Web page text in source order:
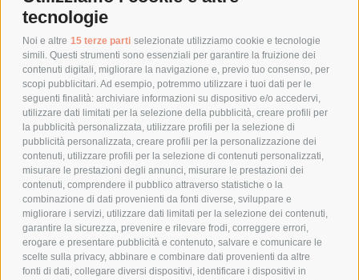
tecnologie
Noi e altre 15 terze parti selezionate utilizziamo cookie e tecnologie
simili. Questi strumenti sono essenziali per garantire la fruizione dei
contenuti digitali, migliorare la navigazione e, previo tuo consenso, per
scopi pubblicitari. Ad esempio, potremmo utilizzare i tuoi dati per le
seguenti finalità: archiviare informazioni su dispositivo e/o accedervi,
utilizzare dati limitati per la selezione della pubblicità, creare profili per
la pubblicità personalizzata, utilizzare profili per la selezione di
pubblicità personalizzata, creare profili per la personalizzazione dei
contenuti, utilizzare profili per la selezione di contenuti personalizzati,
misurare le prestazioni degli annunci, misurare le prestazioni dei
contenuti, comprendere il pubblico attraverso statistiche o la
combinazione di dati provenienti da fonti diverse, sviluppare e
migliorare i servizi, utilizzare dati limitati per la selezione dei contenuti,
garantire la sicurezza, prevenire e rilevare frodi, correggere errori,
erogare e presentare pubblicità e contenuto, salvare e comunicare le
scelte sulla privacy, abbinare e combinare dati provenienti da altre
fonti di dati, collegare diversi dispositivi, identificare i dispositivi in
POLITICA DI RESO
POLICY
PRIVACY POLICY
COOKIE POLICY
PAGAMENTI SICURI
AZIENDA
CHI SIAMO